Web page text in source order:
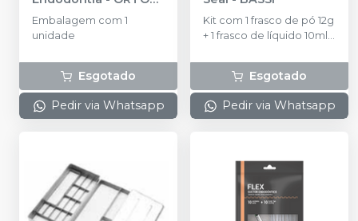
CENTRAL
Embalagem com 1
unidade
Esgotado
Pedir via Whatsapp
Kit com 1 frasco de pó 12g
+ 1 frasco de líquido 10ml +
Esgotado
Pedir via Whatsapp